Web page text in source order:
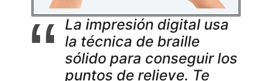
La impresión digital usa
la técnica de braille
sólido para conseguir los
puntos de relieve. Te